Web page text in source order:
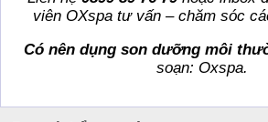
viên OXspa tư vấn – chăm sóc
Có nên dụng son dưỡng môi
soạn: Oxspa.